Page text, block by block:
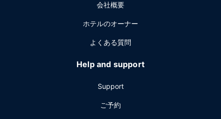
けます。ピジョン フォージでのイベント開催には、このホテ
メートル (3200 平方フィート) のイベント設備をご利用いた
だけます。敷地内にはセルフパーキング (有料) が備わってい
会社概要
ホテルのオーナー
よくある質問
Help and support
Support
ご予約